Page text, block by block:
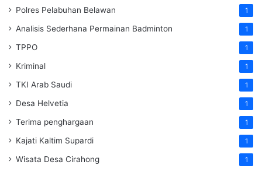
Polres Pelabuhan Belawan 1
Analisis Sederhana Permainan Badminton 1
TPPO 1
Kriminal 1
TKI Arab Saudi 1
Desa Helvetia 1
Terima penghargaan 1
Kajati Kaltim Supardi 1
Wisata Desa Cirahong 1